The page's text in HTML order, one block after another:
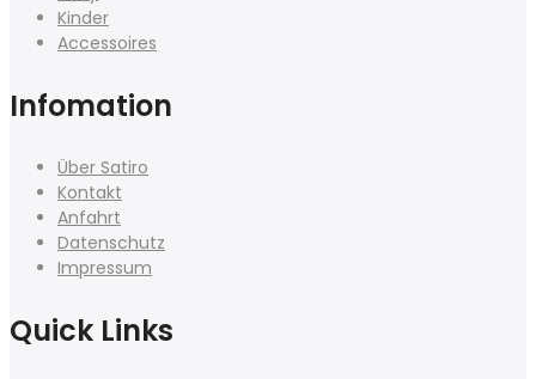
Kinder
Accessoires
Infomation
Über Satiro
Kontakt
Anfahrt
Datenschutz
Impressum
Quick Links